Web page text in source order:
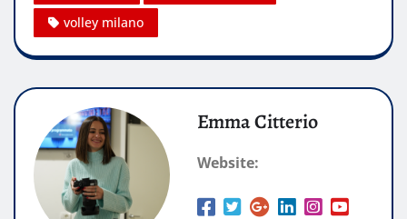
volley milano
Emma Citterio
Website: